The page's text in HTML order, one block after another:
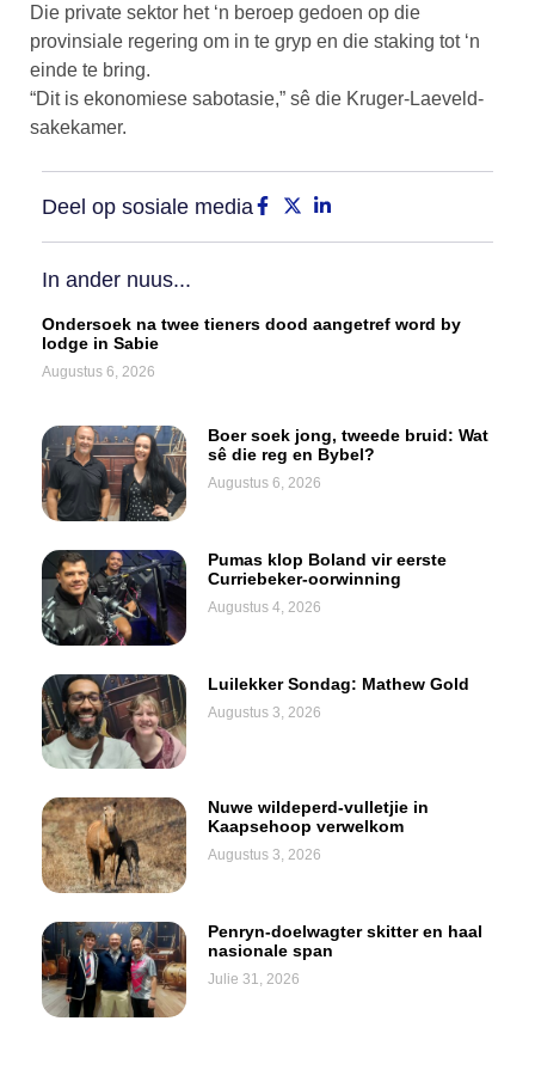
Die private sektor het ‘n beroep gedoen op die
provinsiale regering om in te gryp en die staking tot ‘n
einde te bring.
“Dit is ekonomiese sabotasie,” sê die Kruger-Laeveld-
sakekamer.
Deel op sosiale media
In ander nuus...
Ondersoek na twee tieners dood aangetref word by
lodge in Sabie
Augustus 6, 2026
Boer soek jong, tweede bruid: Wat
sê die reg en Bybel?
Augustus 6, 2026
Pumas klop Boland vir eerste
Curriebeker-oorwinning
Augustus 4, 2026
Luilekker Sondag: Mathew Gold
Augustus 3, 2026
Nuwe wildeperd-vulletjie in
Kaapsehoop verwelkom
Augustus 3, 2026
Penryn-doelwagter skitter en haal
nasionale span
Julie 31, 2026